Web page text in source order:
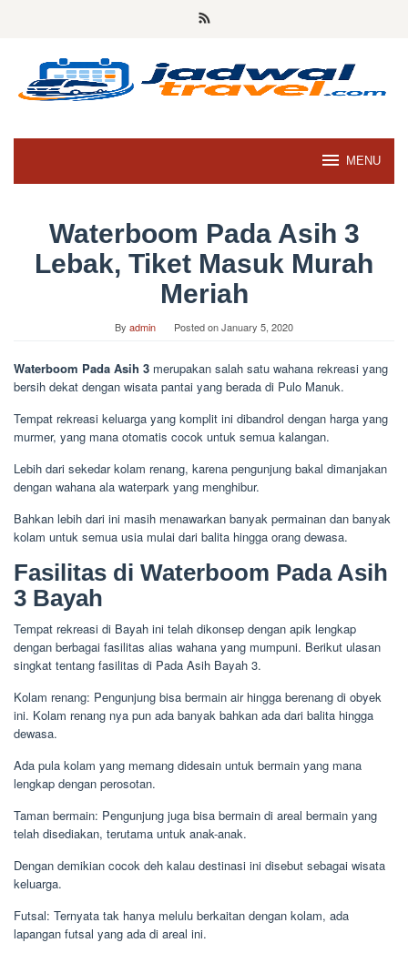
MENU
Waterboom Pada Asih 3
Lebak, Tiket Masuk Murah
Meriah
By admin Posted onJanuary 5, 2020
Waterboom Pada Asih 3 merupakan salah satu wahana rekreasi yang
bersih dekat dengan wisata pantai yang berada di Pulo Manuk.
Tempat rekreasi keluarga yang komplit ini dibandrol dengan harga yang
murmer, yang mana otomatis cocok untuk semua kalangan.
Lebih dari sekedar kolam renang, karena pengunjung bakal dimanjakan
dengan wahana ala waterpark yang menghibur.
Bahkan lebih dari ini masih menawarkan banyak permainan dan banyak
kolam untuk semua usia mulai dari balita hingga orang dewasa.
Fasilitas di Waterboom Pada Asih
3 Bayah
Tempat rekreasi di Bayah ini telah dikonsep dengan apik lengkap
dengan berbagai fasilitas alias wahana yang mumpuni. Berikut ulasan
singkat tentang fasilitas di Pada Asih Bayah 3.
Kolam renang: Pengunjung bisa bermain air hingga berenang di obyek
ini. Kolam renang nya pun ada banyak bahkan ada dari balita hingga
dewasa.
Ada pula kolam yang memang didesain untuk bermain yang mana
lengkap dengan perosotan.
Taman bermain: Pengunjung juga bisa bermain di areal bermain yang
telah disediakan, terutama untuk anak-anak.
Dengan demikian cocok deh kalau destinasi ini disebut sebagai wisata
keluarga.
Futsal: Ternyata tak hanya melulu berkaitan dengan kolam, ada
lapangan futsal yang ada di areal ini.